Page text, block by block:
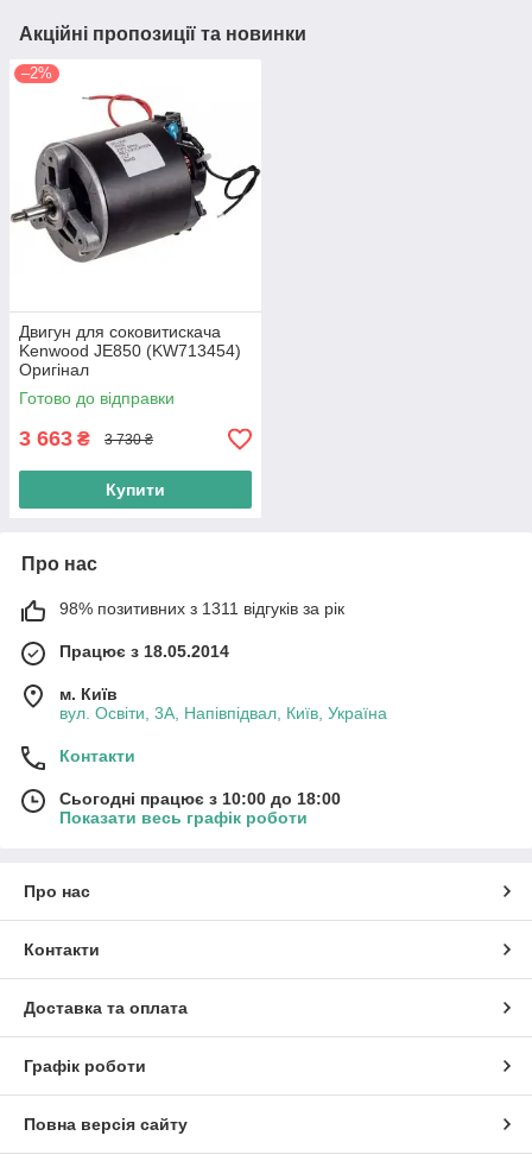
Акційні пропозиції та новинки
–2%
Двигун для соковитискача
Kenwood JE850 (KW713454)
Оригінал
Готово до відправки
3 663 ₴ 3 730 ₴
Купити
Про нас
98% позитивних з 1311 відгуків за рік
Працює з 18.05.2014
м. Київ
вул. Освіти, 3А, Напівпідвал, Київ, Україна
Контакти
Сьогодні працює з 10:00 до 18:00
Показати весь графік роботи
Про нас
Контакти
Доставка та оплата
Графік роботи
Повна версія сайту